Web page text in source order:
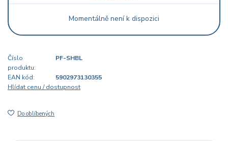
Momentálně není k dispozici
Číslo
produktu:
PF-SHBL
EAN kód:
5902973130355
Hlídat cenu / dostupnost
Do oblíbených